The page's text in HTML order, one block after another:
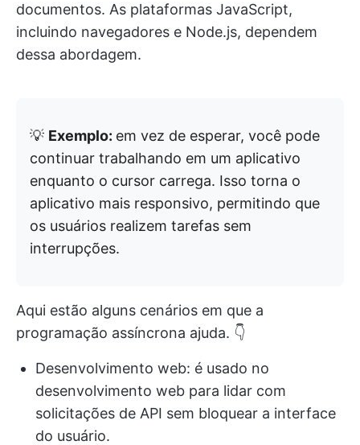
documentos. As plataformas JavaScript,
incluindo navegadores e Node.js, dependem
dessa abordagem.
💡 Exemplo: em vez de esperar, você pode
continuar trabalhando em um aplicativo
enquanto o cursor carrega. Isso torna o
aplicativo mais responsivo, permitindo que
os usuários realizem tarefas sem
interrupções.
Aqui estão alguns cenários em que a
programação assíncrona ajuda. 👇
Desenvolvimento web: é usado no
desenvolvimento web para lidar com
solicitações de API sem bloquear a interface
do usuário.